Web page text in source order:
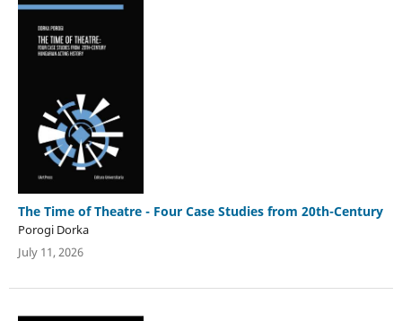
The Time of Theatre - Four Case Studies from 20th-Century
Porogi Dorka
July 11, 2026